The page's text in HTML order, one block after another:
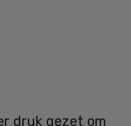
druk gezet om